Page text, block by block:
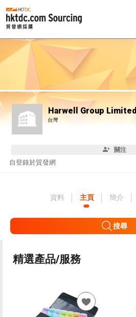
Harwell Group Limited
台灣
關注
自登錄於貿發網
資料 主頁 簡介
搜尋
精選產品/服務